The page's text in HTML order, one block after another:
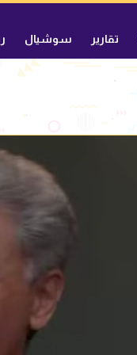
تقارير سوشيال